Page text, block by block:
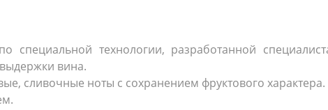
специальной технологии, разработанной
вина.
сливочные ноты с сохранением фруктового характера.